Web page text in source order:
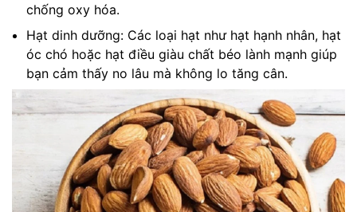
chống oxy hóa.
Hạt dinh dưỡng: Các loại hạt như hạt hạnh nhân, hạt
óc chó hoặc hạt điều giàu chất béo lành mạnh giúp
bạn cảm thấy no lâu mà không lo tăng cân.